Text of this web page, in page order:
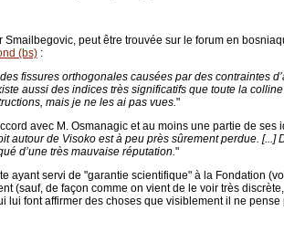
peut être trouvée sur le forum en
(bs) :
fissures orthogonales causées par des contraintes
aussi des indices très significatifs que toute la colline
mais je ne les ai pas vues."
avec M. Osmanagic et au moins une partie de ses
de Visoko est à peu près sûrement perdue. [...]
d’une très mauvaise réputation."
ayant servi de "garantie scientifique" à la Fondation
(sauf, de façon comme on vient de le voir très
font affirmer des choses que visiblement il ne pense